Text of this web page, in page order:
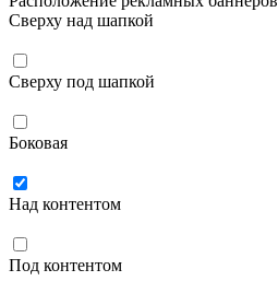
Сверху над шапкой
Сверху под шапкой
Боковая
Над контентом
Под контентом